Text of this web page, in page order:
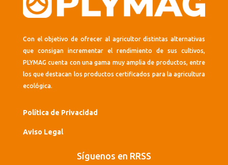
Con el objetivo de ofrecer al agricultor distintas alternativas
que consigan incrementar el rendimiento de sus cultivos,
PLYMAG cuenta con una gama muy amplia de productos, entre
los que destacan los productos certificados para la agricultura
ecológica.
Política de Privacidad
Aviso Legal
Síguenos en RRSS